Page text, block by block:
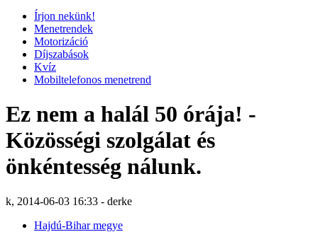
Írjon nekünk!
Menetrendek
Motorizáció
Díjszabások
Kvíz
Mobiltelefonos menetrend
Ez nem a halál 50 órája! -
Közösségi szolgálat és
önkéntesség nálunk.
k, 2014-06-03 16:33 - derke
Hajdú-Bihar megye